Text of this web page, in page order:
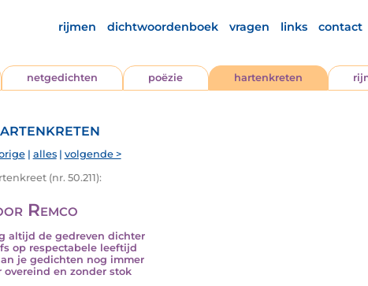
rijmen dichtwoordenboek vragen links contact
netgedichten poëzie hartenkreten
| alles| volgende >
(nr. 50.211):
Remco
altijd de gedreven dichter
op respectabele leeftijd
je gedichten nog immer
overeind en zonder stok